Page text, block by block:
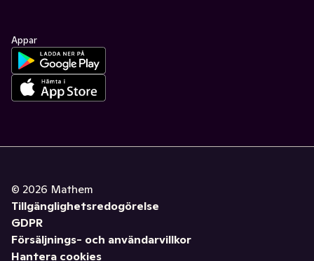
Appar
© 2026 Mathem
Tillgänglighetsredogörelse
GDPR
Försäljnings- och användarvillkor
Hantera cookies